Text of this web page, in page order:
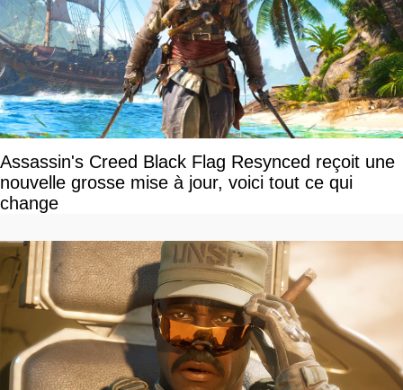
Assassin's Creed Black Flag Resynced reçoit une
nouvelle grosse mise à jour, voici tout ce qui
change